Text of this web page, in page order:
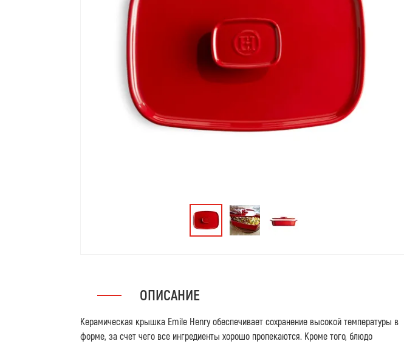
ОПИСАНИЕ
Керамическая крышка Emile Henry обеспечивает сохранение высокой температуры в
форме, за счет чего все ингредиенты хорошо пропекаются. Кроме того, блюдо